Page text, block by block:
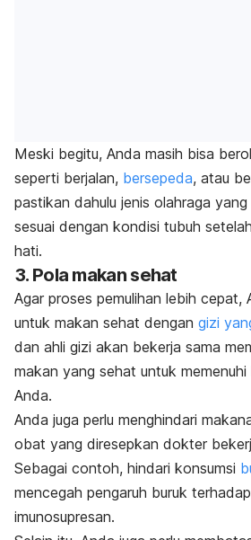
Meski begitu, Anda masih bisa
seperti berjalan, bersepeda, atau
pastikan dahulu jenis olahraga
sesuai dengan kondisi tubuh
hati.
3. Pola makan sehat
Agar proses pemulihan lebih cepat,
untuk makan sehat dengan gizi
dan ahli gizi akan bekerja sama
makan yang sehat untuk
Anda.
Anda juga perlu menghindari
obat yang diresepkan dokter
Sebagai contoh, hindari konsumsi
mencegah pengaruh buruk
imunosupresan.